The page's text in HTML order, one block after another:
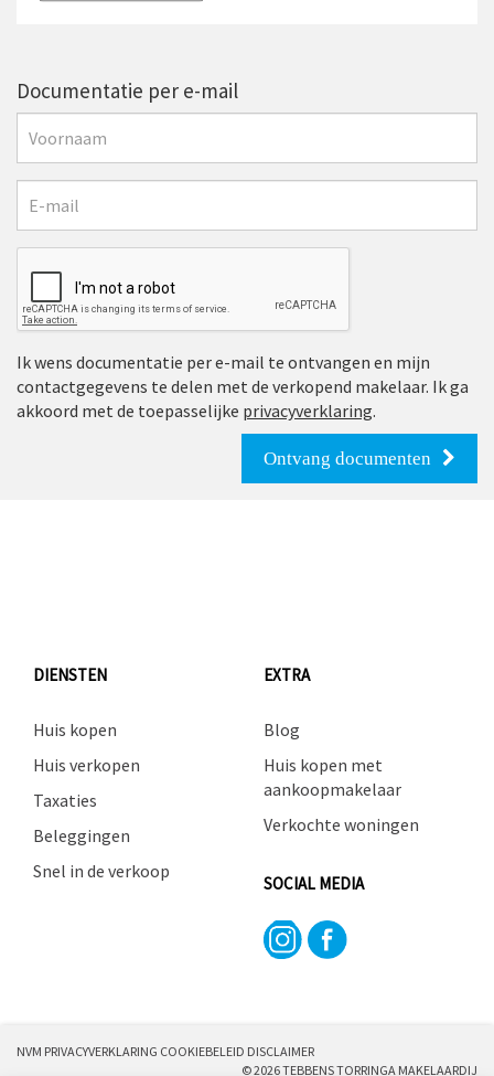
Documentatie per e-mail
Ik wens documentatie per e-mail te ontvangen en mijn
contactgegevens te delen met de verkopend makelaar. Ik ga
akkoord met de toepasselijke privacyverklaring.
Ontvang documenten
DIENSTEN
Huis kopen
Huis verkopen
Taxaties
Beleggingen
Snel in de verkoop
EXTRA
Blog
Huis kopen met
aankoopmakelaar
Verkochte woningen
SOCIAL MEDIA
NVM PRIVACYVERKLARING COOKIEBELEID DISCLAIMER
© 2026 TEBBENS TORRINGA MAKELAARDIJ